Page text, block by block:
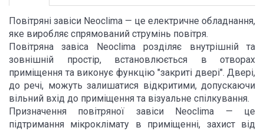
Повітряні завіси Neoclima — це електричне обладнання,
яке виробляє спрямований струмінь повітря.
Повітряна завіса Neoclima розділяє внутрішній та
зовнішній простір, встановлюється в отворах
приміщення та виконує функцію "закриті двері". Двері,
до речі, можуть залишатися відкритими, допускаючи
вільний вхід до приміщення та візуальне спілкування.
Призначення повітряної завіси Neoclima — це
підтримання мікроклімату в приміщенні, захист від